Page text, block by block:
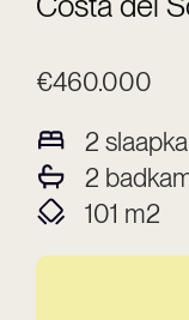
€460.000
2
2
101 m2